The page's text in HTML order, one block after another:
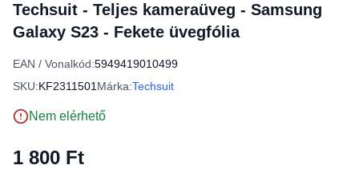
Techsuit - Teljes kameraüveg - Samsung
Galaxy S23 - Fekete üvegfólia
EAN / Vonalkód:5949419010499
SKU:KF2311501 Márka:Techsuit
Nem elérhető
1 800 Ft